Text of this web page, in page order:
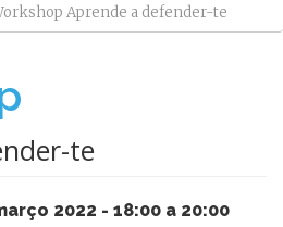
Aprende a defender-te
te
2022 - 18:00 a 20:00